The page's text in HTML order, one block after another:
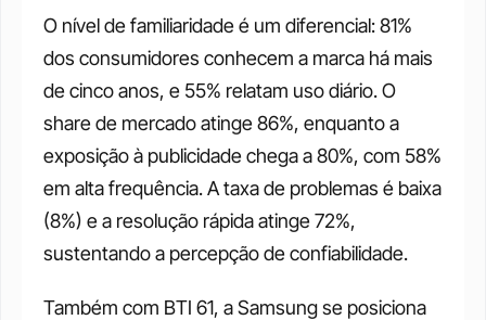
O nível de familiaridade é um diferencial: 81%
dos consumidores conhecem a marca há mais
de cinco anos, e 55% relatam uso diário. O
share de mercado atinge 86%, enquanto a
exposição à publicidade chega a 80%, com 58%
em alta frequência. A taxa de problemas é baixa
(8%) e a resolução rápida atinge 72%,
sustentando a percepção de confiabilidade.
Também com BTI 61, a Samsung se posiciona